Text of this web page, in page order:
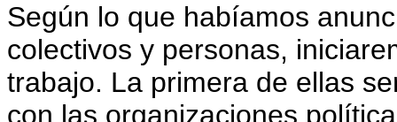
Según lo que habíamos
colectivos y personas,
trabajo. La primera de ellas
con las organizaciones